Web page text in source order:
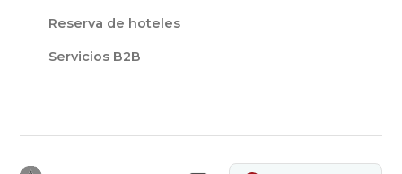
Reserva de hoteles
Servicios B2B